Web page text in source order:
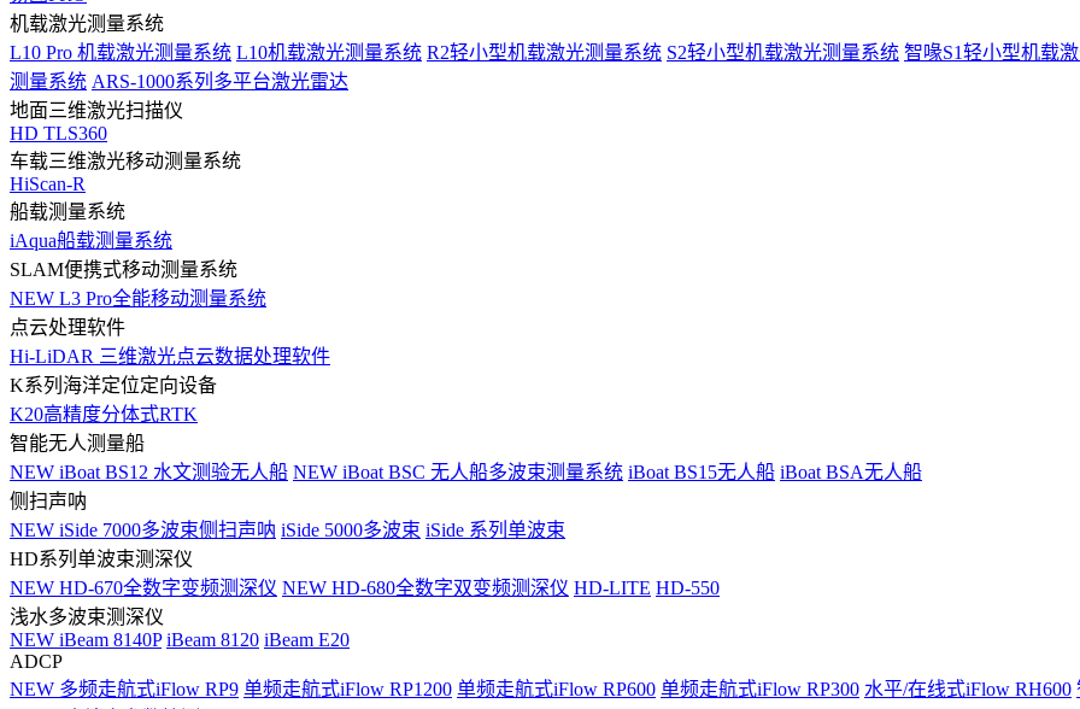
机载激光测量系统
L10 Pro 机载激光测量系统 L10机载激光测量系统 R2轻小型机载激光测量系统 S2轻小型机载激光测量系统 智喙S1轻小型机载
测量系统 ARS-1000系列多平台激光雷达
地面三维激光扫描仪
HD TLS360
车载三维激光移动测量系统
HiScan-R
船载测量系统
iAqua船载测量系统
SLAM便携式移动测量系统
NEW L3 Pro全能移动测量系统
点云处理软件
Hi-LiDAR 三维激光点云数据处理软件
K系列海洋定位定向设备
K20高精度分体式RTK
智能无人测量船
NEW iBoat BS12 水文测验无人船 NEW iBoat BSC 无人船多波束测量系统 iBoat BS15无人船 iBoat BSA无人船
侧扫声呐
NEW iSide 7000多波束侧扫声呐 iSide 5000多波束 iSide 系列单波束
HD系列单波束测深仪
NEW HD-670全数字变频测深仪 NEW HD-680全数字双变频测深仪 HD-LITE HD-550
浅水多波束测深仪
NEW iBeam 8140P iBeam 8120 iBeam E20
ADCP
NEW 多频走航式iFlow RP9 单频走航式iFlow RP1200 单频走航式iFlow RP600 单频走航式iFlow RP300 水平/在线式iFlow RH600